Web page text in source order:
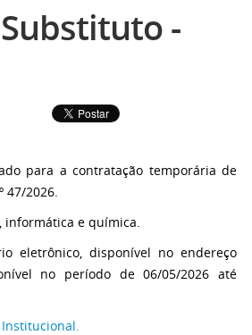
-
para a contratação temporária de
47/2026.
informática e química.
eletrônico, disponível no endereço
no período de 06/05/2026 até
Institucional.